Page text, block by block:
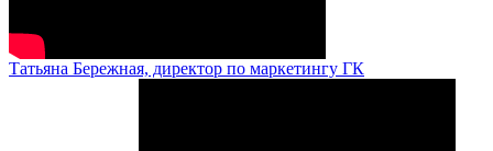
Татьяна Бережная, директор по маркетингу ГК